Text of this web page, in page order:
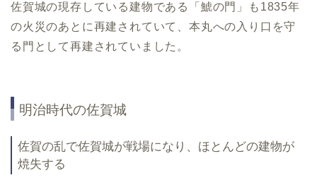
佐賀城の現存している建物である「鯱の門」も1835年
の火災のあとに再建されていて、本丸への入り口を守
る門として再建されていました。
明治時代の佐賀城
佐賀の乱で佐賀城が戦場になり、ほとんどの建物が
焼失する